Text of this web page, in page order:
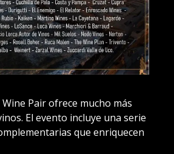
Pair ofrece mucho más
El evento incluye una serie
que enriquecen